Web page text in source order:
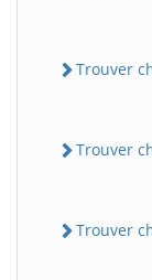
Trouver
Trouver
Trouver